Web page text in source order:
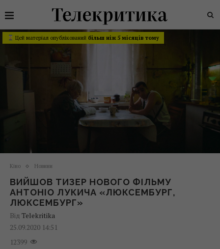
Цей матеріал опублікований більш ніж 5 місяців тому
Кіно Новини
ВИЙШОВ ТИЗЕР НОВОГО ФІЛЬМУ
АНТОНІО ЛУКИЧА «ЛЮКСЕМБУРГ,
ЛЮКСЕМБУРГ»
Від Telekritika
25.09.2020 14:51
12399